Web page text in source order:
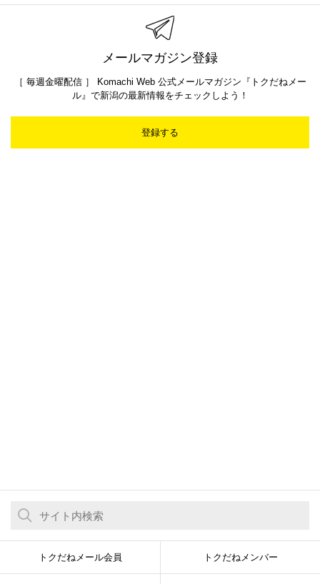
メールマガジン登録
［ 毎週金曜配信 ］ Komachi Web 公式メールマガジン『トクだねメー
ル』で新潟の最新情報をチェックしよう！
登録する
トクだねメール会員 トクだねメンバー